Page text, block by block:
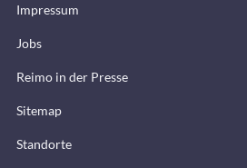
Impressum
Jobs
Reimo in der Presse
Sitemap
Standorte